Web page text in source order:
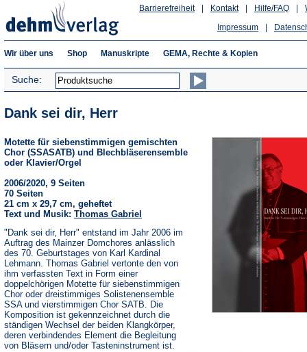
Hilfe/FAQ
Kontakt
Barrierefreiheit
Impressum
Wir über uns Shop Manuskripte GEMA, Rechte & Kopien
Suche:
Dank sei dir, Herr
Motette für siebenstimmigen gemischten
Chor (SSASATB) und Blechbläserensemble
oder Klavier/Orgel
2006/2020, 9 Seiten
70 Seiten
21 cm x 29,7 cm, geheftet
Text und Musik: Thomas Gabriel
"Dank sei dir, Herr" entstand im Jahr 2006 im
Auftrag des Mainzer Domchores anlässlich
des 70. Geburtstages von Karl Kardinal
Lehmann. Thomas Gabriel vertonte den von
ihm verfassten Text in Form einer
doppelchörigen Motette für siebenstimmigen
Chor oder dreistimmiges Solistenensemble
SSA und vierstimmigen Chor SATB. Die
Komposition ist gekennzeichnet durch die
ständigen Wechsel der beiden Klangkörper,
deren verbindendes Element die Begleitung
von Bläsern und/oder Tasteninstrument ist.